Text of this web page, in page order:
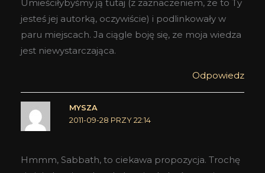
Umieściłybyśmy ją tutaj (z zaznaczeniem, że to Ty
jesteś jej autorką, oczywiście) i podlinkowały w
paru miejscach. Ja ciągle boję się, ze moja wiedza
jest niewystarczająca.
Odpowiedz
MYSZA
2011-09-28 PRZY 22:14
Hmmm, Sabbath, to ciekawa propozycja. Trochę